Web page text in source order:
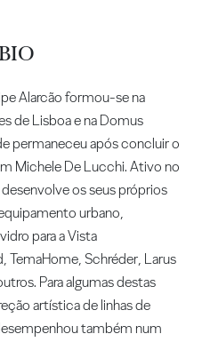
BIO
Alarcão formou-se na
de Lisboa e na Domus
permaneceu após concluir o
Michele De Lucchi. Ativo no
os seus próprios
urbano,
para a Vista
TemaHome, Schréder, Larus
Para algumas destas
artística de linhas de
também num